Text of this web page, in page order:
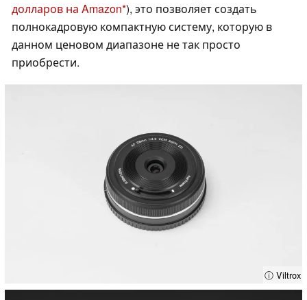
долларов на Amazon ), это позволяет создать
полнокадровую компактную систему, которую в
данном ценовом диапазоне не так просто
приобрести.
ⓘ Viltrox